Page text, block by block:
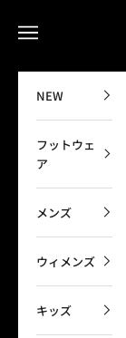
メニューを開く
NEW
フットウェ
ア
メンズ
ウィメンズ
キッズ